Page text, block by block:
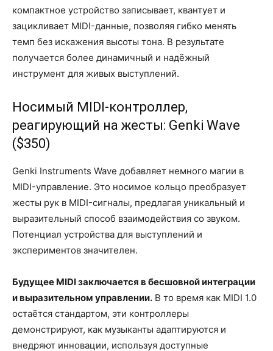
компактное устройство записывает, квантует и
зацикливает MIDI-данные, позволяя гибко менять
темп без искажения высоты тона. В результате
получается более динамичный и надёжный
инструмент для живых выступлений.
Носимый MIDI-контроллер,
реагирующий на жесты: Genki Wave
($350)
Genki Instruments Wave добавляет немного магии в
MIDI-управление. Это носимое кольцо преобразует
жесты рук в MIDI-сигналы, предлагая уникальный и
выразительный способ взаимодействия со звуком.
Потенциал устройства для выступлений и
экспериментов значителен.
Будущее MIDI заключается в бесшовной интеграции
и выразительном управлении. В то время как MIDI 1.0
остаётся стандартом, эти контроллеры
демонстрируют, как музыканты адаптируются и
внедряют инновации, используя доступные